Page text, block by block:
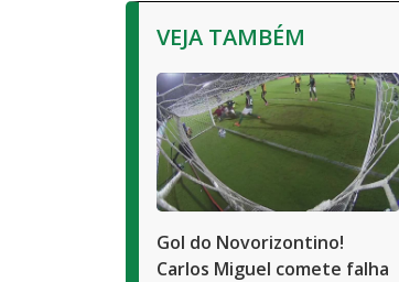
VEJA TAMBÉM
Gol do Novorizontino!
Carlos Miguel comete falha